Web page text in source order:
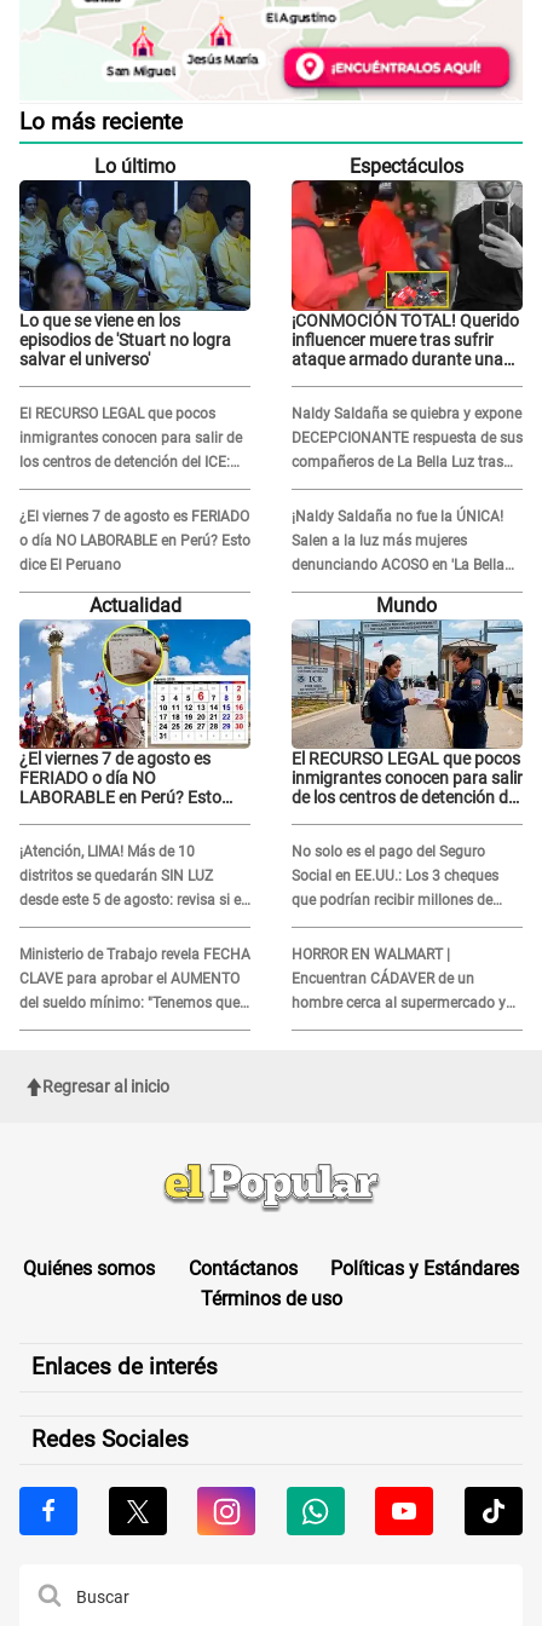
Lo más reciente
Lo último
Lo que se viene en los
episodios de 'Stuart no logra
salvar el universo'
El RECURSO LEGAL que pocos
inmigrantes conocen para salir de
los centros de detención del ICE:
Trump quiere ELIMINARLO
¿El viernes 7 de agosto es FERIADO
o día NO LABORABLE en Perú? Esto
dice El Peruano
Espectáculos
¡CONMOCIÓN TOTAL! Querido
influencer muere tras sufrir
ataque armado durante una
Naldy Saldaña se quiebra y expone
DECEPCIONANTE respuesta de sus
compañeros de La Bella Luz tras
sufrir agresión: "Sabían lo que
pasaba"
¡Naldy Saldaña no fue la ÚNICA!
Salen a la luz más mujeres
denunciando ACOSO en 'La Bella
Luz' por parte de director
Actualidad
¿El viernes 7 de agosto es
FERIADO o día NO
LABORABLE en Perú? Esto
¡Atención, LIMA! Más de 10
distritos se quedarán SIN LUZ
desde este 5 de agosto: revisa si el
tuyo está en la lista
Ministerio de Trabajo revela FECHA
CLAVE para aprobar el AUMENTO
del sueldo mínimo: "Tenemos que
activar..."
Mundo
El RECURSO LEGAL que pocos
inmigrantes conocen para salir
de los centros de detención del
No solo es el pago del Seguro
Social en EE.UU.: Los 3 cheques
que podrían recibir millones de
personas en agosto
HORROR EN WALMART |
Encuentran CÁDAVER de un
hombre cerca al supermercado y
esto reveló la autopsia que le
Regresar al inicio
Quiénes somos Contáctanos
Políticas y Estándares
Términos de uso
Enlaces de interés
Redes Sociales